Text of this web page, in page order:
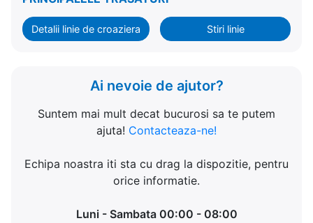
Detalii linie de croaziera Stiri linie
Ai nevoie de ajutor?
Suntem mai mult decat bucurosi sa te putem
ajuta! Contacteaza-ne!
Echipa noastra iti sta cu drag la dispozitie, pentru
orice informatie.
Luni - Sambata 00:00 - 08:00